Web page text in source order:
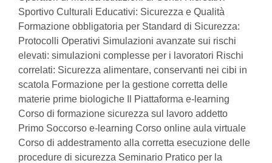
Sportivo Culturali Educativi: Sicurezza e Qualità
Formazione obbligatoria per Standard di Sicurezza:
Protocolli Operativi Simulazioni avanzate sui rischi
elevati: simulazioni complesse per i lavoratori Rischi
correlati: Sicurezza alimentare, conservanti nei cibi in
scatola Formazione per la gestione corretta delle
materie prime biologiche Il Piattaforma e-learning
Corso di formazione sicurezza sul lavoro addetto
Primo Soccorso e-learning Corso online aula virtuale
Corso di addestramento alla corretta esecuzione delle
procedure di sicurezza Seminario Pratico per la